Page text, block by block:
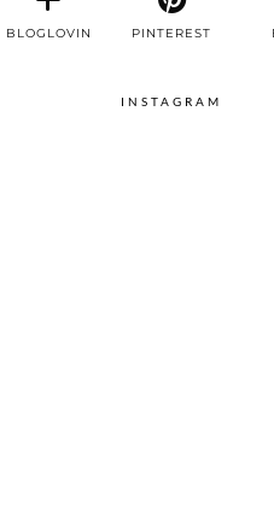
BLOGLOVIN PINTEREST
INSTAGRAM